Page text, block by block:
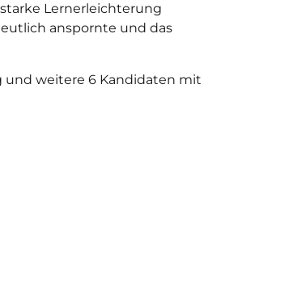
Lernerleichterung
anspornte und das
und weitere 6 Kandidaten mit